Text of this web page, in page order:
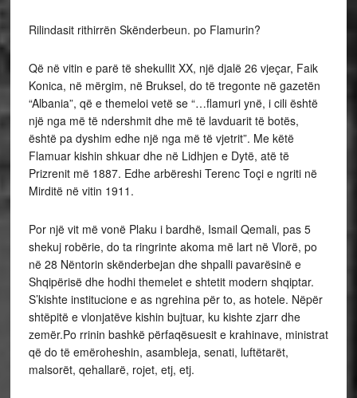
Rilindasit rithirrën Skënderbeun. po Flamurin?
Që në vitin e parë të shekullit XX, një djalë 26 vjeçar, Faik
Konica, në mërgim, në Bruksel, do të tregonte në gazetën
“Albania”, që e themeloi vetë se “…flamuri ynë, i cili është
një nga më të ndershmit dhe më të lavduarit të botës,
është pa dyshim edhe një nga më të vjetrit”. Me këtë
Flamuar kishin shkuar dhe në Lidhjen e Dytë, atë të
Prizrenit më 1887. Edhe arbëreshi Terenc Toçi e ngriti në
Mirditë në vitin 1911.
Por një vit më vonë Plaku i bardhë, Ismail Qemali, pas 5
shekuj robërie, do ta ringrinte akoma më lart në Vlorë, po
në 28 Nëntorin skënderbejan dhe shpalli pavarësinë e
Shqipërisë dhe hodhi themelet e shtetit modern shqiptar.
S’kishte institucione e as ngrehina për to, as hotele. Nëpër
shtëpitë e vlonjatëve kishin bujtuar, ku kishte zjarr dhe
zemër.Po rrinin bashkë përfaqësuesit e krahinave, ministrat
që do të emëroheshin, asambleja, senati, luftëtarët,
malsorët, qehallarë, rojet, etj, etj. ​​​​​